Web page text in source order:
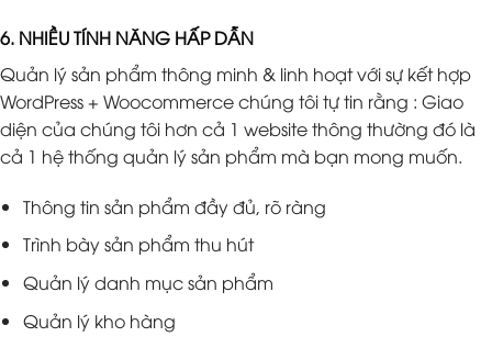
6. NHIỀU TÍNH NĂNG HẤP DẪN
Quản lý sản phẩm thông minh & linh hoạt với sự kết hợp
WordPress + Woocommerce chúng tôi tự tin rằng : Giao
diện của chúng tôi hơn cả 1 website thông thường đó là
cả 1 hệ thống quản lý sản phẩm mà bạn mong muốn.
Thông tin sản phẩm đầy đủ, rõ ràng
Trình bày sản phẩm thu hút
Quản lý danh mục sản phẩm
Quản lý kho hàng